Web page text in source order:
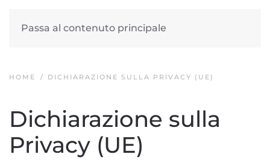
Passa al contenuto principale
HOME DICHIARAZIONE SULLA PRIVACY (UE)
Dichiarazione sulla
Privacy (UE)